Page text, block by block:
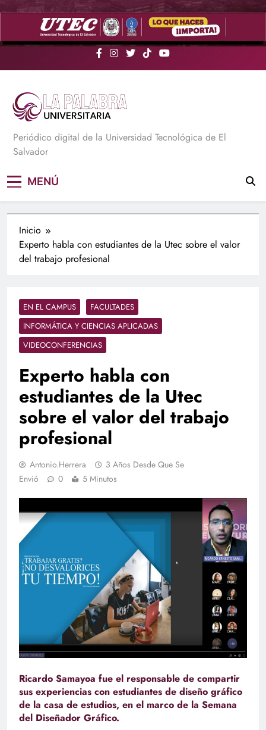
Saltar
La Palabra Universitaria
Periódico digital de la Universidad Tecnológica de El
Salvador
MENÚ
Inicio
Experto habla con estudiantes de la Utec sobre el valor
del trabajo profesional
EN EL CAMPUS
FACULTADES
INFORMÁTICA Y CIENCIAS APLICADAS
VIDEOCONFERENCIAS
Experto habla con
estudiantes de la Utec
sobre el valor del trabajo
profesional
Antonio.herrera
3 Años Desde Que Se
Envió
0 5 Minutos
Ricardo Samayoa fue el responsable de compartir
sus experiencias con estudiantes de diseño gráfico
de la casa de estudios, en el marco de la Semana
del Diseñador Gráfico.